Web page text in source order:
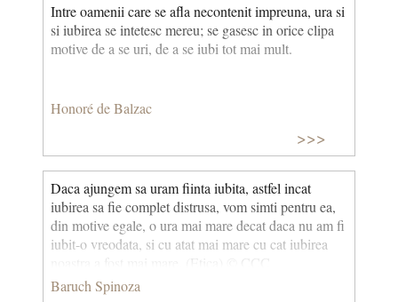
Intre oamenii care se afla necontenit impreuna, ura si
si iubirea se intetesc mereu; se gasesc in orice clipa
motive de a se uri, de a se iubi tot mai mult.
Honoré de Balzac
>>>
Daca ajungem sa uram fiinta iubita, astfel incat
iubirea sa fie complet distrusa, vom simti pentru ea,
din motive egale, o ura mai mare decat daca nu am fi
iubit-o vreodata, si cu atat mai mare cu cat iubirea
noastra a fost mai mare. (Etica) © CCC
Baruch Spinoza